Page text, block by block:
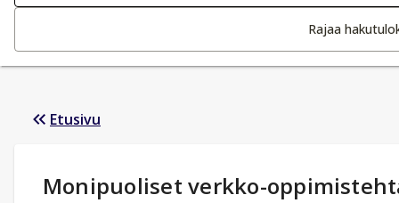
Rajaa
Etusivu
Opintotiedot:
Monipuoliset verkko-